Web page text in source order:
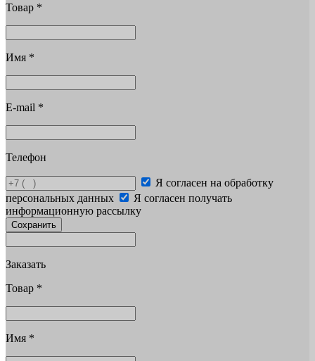
Товар *
Имя *
E-mail *
Телефон
Я согласен на обработку
персональных данных
Я согласен получать
информационную рассылку
Сохранить
Заказать
Товар *
Имя *